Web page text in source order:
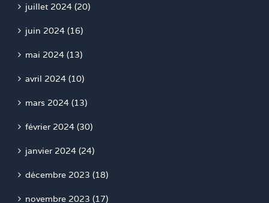
juillet 2024 (20)
juin 2024 (16)
mai 2024 (13)
avril 2024 (10)
mars 2024 (13)
février 2024 (30)
janvier 2024 (24)
décembre 2023 (18)
novembre 2023 (17)